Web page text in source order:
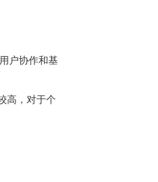
户协作和基
高，对于个